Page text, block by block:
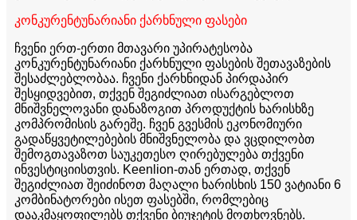
კონკურენტუნარიანი ქარხნული ფასები
ჩვენი ერთ-ერთი მთავარი უპირატესობა
კონკურენტუნარიანი ქარხნული ფასების შეთავაზების
შესაძლებლობაა. ჩვენი ქარხნიდან პირდაპირ
შესყიდვებით, თქვენ შეგიძლიათ ისარგებლოთ
მნიშვნელოვანი დანაზოგით პროდუქტის ხარისხზე
კომპრომისის გარეშე. ჩვენ გვესმის ეკონომიური
გადაწყვეტილებების მნიშვნელობა და ვცდილობთ
შემოგთავაზოთ საუკეთესო ღირებულება თქვენი
ინვესტიციისთვის. Keenlion-თან ერთად, თქვენ
შეგიძლიათ შეიძინოთ მაღალი ხარისხის 150 ვატიანი 6
კომბინატორები ისეთ ფასებში, რომლებიც
დააკმაყოფილებს თქვენი ბიუჯეტის მოთხოვნებს.